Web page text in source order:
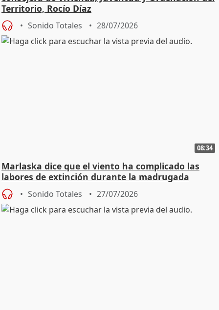
Territorio, Rocío Díaz
Sonido Totales 28/07/2026
08:34
Marlaska dice que el viento ha complicado las
labores de extinción durante la madrugada
Sonido Totales 27/07/2026